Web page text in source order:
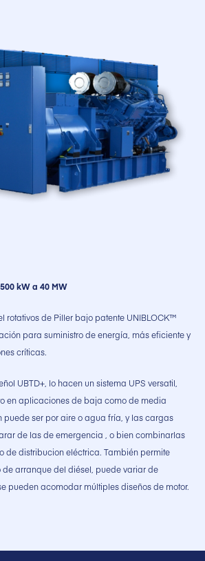
kW a 40 MW
rotativos de Piller bajo patente UNIBLOCK™
para suministro de energía, más eficiente y
críticas.
UBTD+, lo hacen un sistema UPS versatil,
en aplicaciones de baja como de media
puede ser por aire o agua fría, y las cargas
de las de emergencia , o bien combinarlas
de distribucion eléctrica. También permite
arranque del diésel, puede variar de
pueden acomodar múltiples diseños de motor.